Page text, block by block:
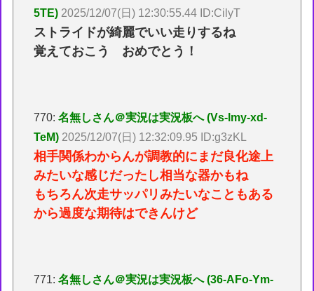
5TE) 2025/12/07(日) 12:30:55.44 ID:CilyT
ストライドが綺麗でいい走りするね
覚えておこう おめでとう！
770:名無しさん＠実況は実況板へ (Vs-lmy-xd-
TeM) 2025/12/07(日) 12:32:09.95 ID:g3zKL
相手関係わからんが調教的にまだ良化途上
みたいな感じだったし相当な器かもね
もちろん次走サッパリみたいなこともある
から過度な期待はできんけど
771:名無しさん＠実況は実況板へ (36-AFo-Ym-